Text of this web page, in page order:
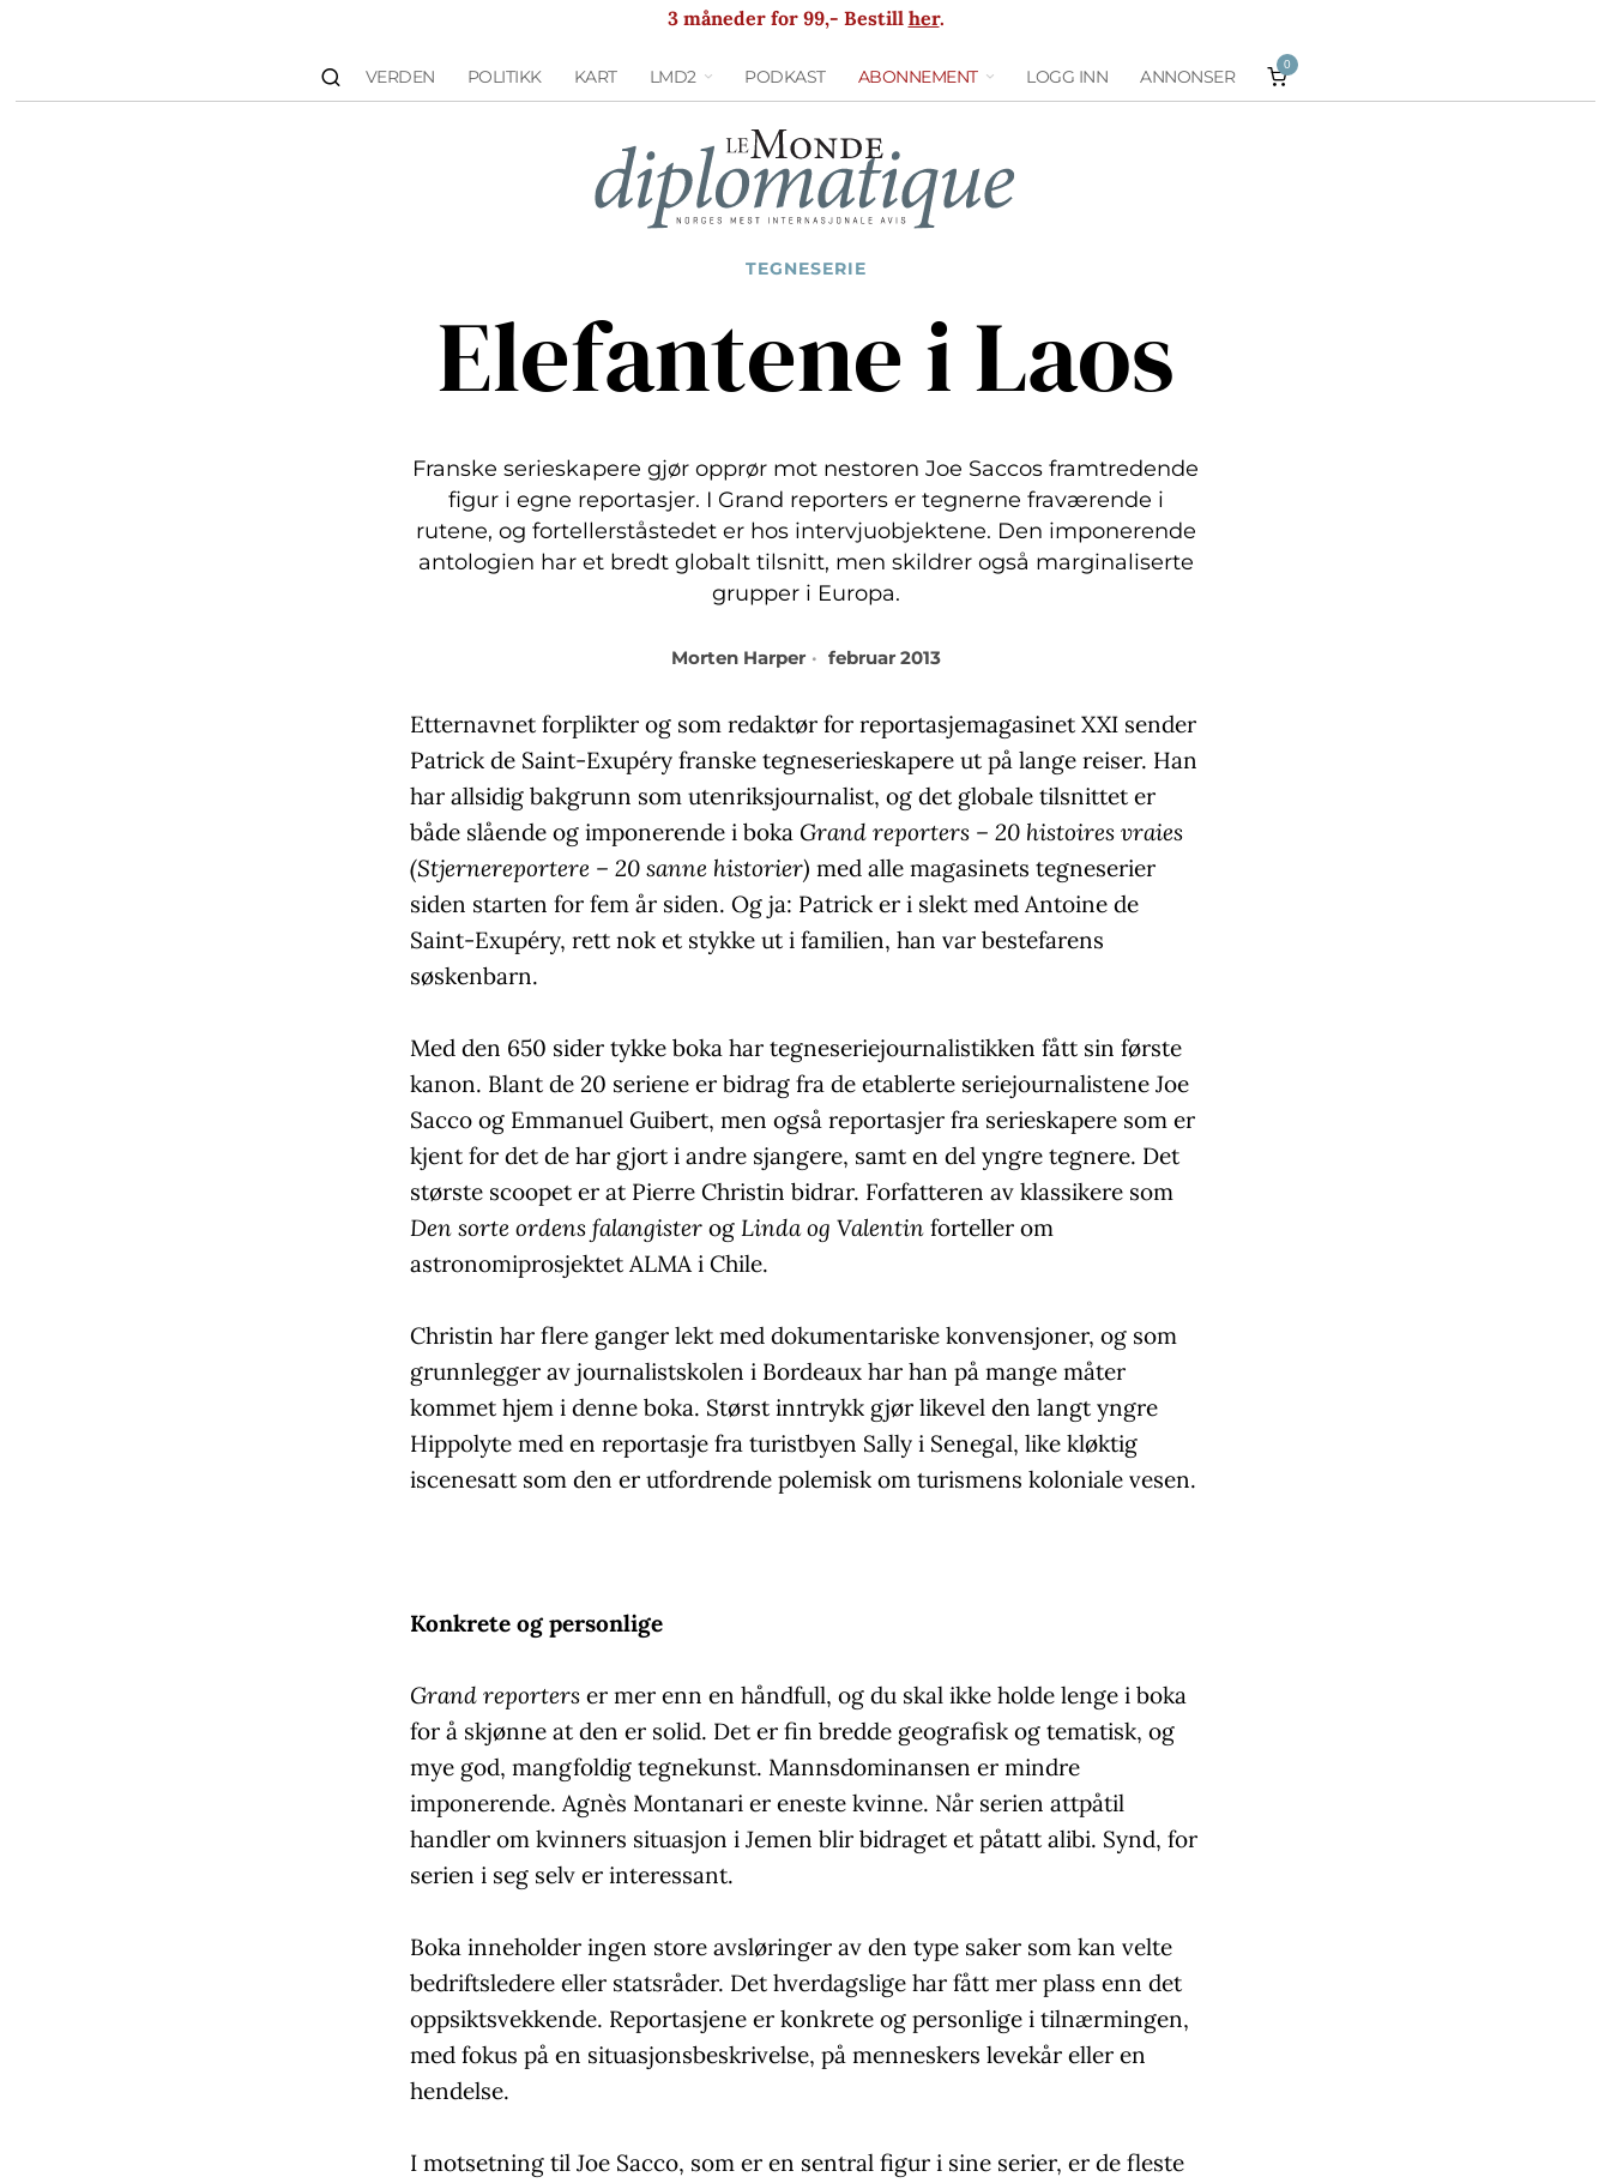
3 måneder for 99,- Bestill her.
VERDEN POLITIKK KART LMD2 PODKAST ABONNEMENT LOGG INN ANNONSER
0
TEGNESERIE
Elefantene i Laos
Franske serieskapere gjør opprør mot nestoren Joe Saccos framtredende
figur i egne reportasjer. I Grand reporters er tegnerne fraværende i
rutene, og fortellerståstedet er hos intervjuobjektene. Den imponerende
antologien har et bredt globalt tilsnitt, men skildrer også marginaliserte
grupper i Europa.
Morten Harper februar 2013
Etternavnet forplikter og som redaktør for reportasjemagasinet XXI sender
Patrick de Saint-Exupéry franske tegneserieskapere ut på lange reiser. Han
har allsidig bakgrunn som utenriksjournalist, og det globale tilsnittet er
både slående og imponerende i boka Grand reporters – 20 histoires vraies
(Stjernereportere – 20 sanne historier) med alle magasinets tegneserier
siden starten for fem år siden. Og ja: Patrick er i slekt med Antoine de
Saint-Exupéry, rett nok et stykke ut i familien, han var bestefarens
søskenbarn.
Med den 650 sider tykke boka har tegneseriejournalistikken fått sin første
kanon. Blant de 20 seriene er bidrag fra de etablerte seriejournalistene Joe
Sacco og Emmanuel Guibert, men også reportasjer fra serieskapere som er
kjent for det de har gjort i andre sjangere, samt en del yngre tegnere. Det
største scoopet er at Pierre Christin bidrar. Forfatteren av klassikere som
Den sorte ordens falangister og Linda og Valentin forteller om
astronomiprosjektet ALMA i Chile.
Christin har flere ganger lekt med dokumentariske konvensjoner, og som
grunnlegger av journalistskolen i Bordeaux har han på mange måter
kommet hjem i denne boka. Størst inntrykk gjør likevel den langt yngre
Hippolyte med en reportasje fra turistbyen Sally i Senegal, like kløktig
iscenesatt som den er utfordrende polemisk om turismens koloniale vesen.
Konkrete og personlige
Grand reporters er mer enn en håndfull, og du skal ikke holde lenge i boka
for å skjønne at den er solid. Det er fin bredde geografisk og tematisk, og
mye god, mangfoldig tegnekunst. Mannsdominansen er mindre
imponerende. Agnès Montanari er eneste kvinne. Når serien attpåtil
handler om kvinners situasjon i Jemen blir bidraget et påtatt alibi. Synd, for
serien i seg selv er interessant.
Boka inneholder ingen store avsløringer av den type saker som kan velte
bedriftsledere eller statsråder. Det hverdagslige har fått mer plass enn det
oppsiktsvekkende. Reportasjene er konkrete og personlige i tilnærmingen,
med fokus på en situasjonsbeskrivelse, på menneskers levekår eller en
hendelse.
I motsetning til Joe Sacco, som er en sentral figur i sine serier, er de fleste